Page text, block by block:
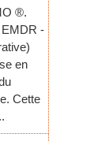
®.
-
en
Cette